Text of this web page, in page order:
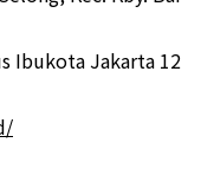
Ibukota Jakarta 12